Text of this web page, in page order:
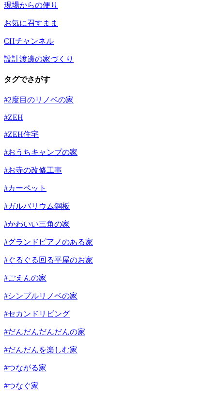
現場からの便り
お気に召すまま
CHチャンネル
設計渡邊の家づくり
タグでさがす
#2度目のリノベの家
#ZEH
#ZEH住宅
#おうちキャンプの家
#お寺の改修工事
#カーペット
#ガルバリウム鋼板
#かわいい三角の家
#グランドピアノのある家
#ぐるぐる回る平屋のお家
#ごえんの家
#シンプルリノベの家
#セカンドリビング
#だんだんだんだんの家
#だんだんを楽しむ家
#つながる家
#つなぐ家